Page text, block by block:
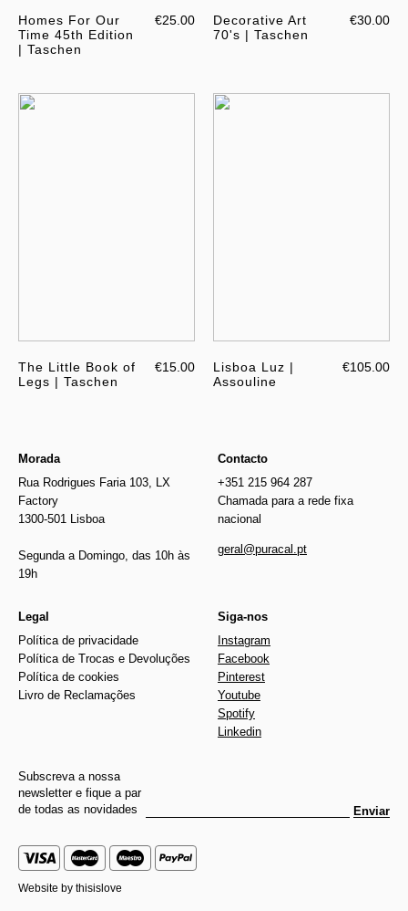
Homes For Our
Time 45th Edition
| Taschen
€25.00
Decorative Art
70's | Taschen
€30.00
The Little Book of
Legs | Taschen
€15.00
Lisboa Luz |
Assouline
€105.00
Morada
Rua Rodrigues Faria 103, LX
Factory
1300-501 Lisboa
Segunda a Domingo, das 10h às
19h
Contacto
+351 215 964 287
Chamada para a rede fixa
nacional
geral@puracal.pt
Legal
Política de privacidade
Política de Trocas e Devoluções
Política de cookies
Livro de Reclamações
Siga-nos
Instagram
Facebook
Pinterest
Youtube
Spotify
Linkedin
Subscreva a nossa
newsletter e fique a par
de todas as novidades
Enviar
Website by thisislove